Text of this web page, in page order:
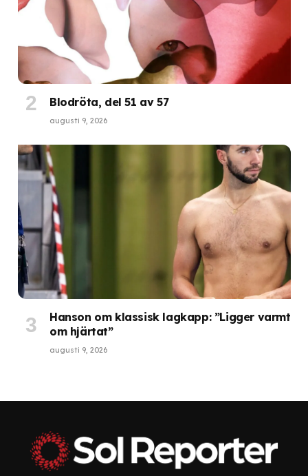
Blodröta, del 51 av 57
augusti 9, 2026
Hanson om klassisk lagkapp: ”Ligger varmt
om hjärtat”
augusti 9, 2026